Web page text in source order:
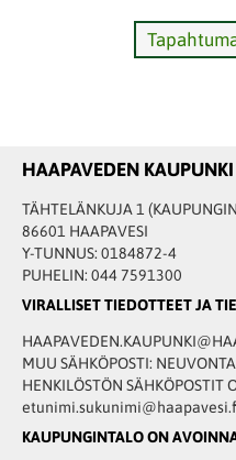
HAAPAVEDEN KAUPUNKI
TÄHTELÄNKUJA 1
86601 HAAPAVESI
Y-TUNNUS: 0184872-4
PUHELIN: 044 7591300
VIRALLISET TIEDOTTEET JA
MUU SÄHKÖPOSTI:
HENKILÖSTÖN SÄHKÖPOSTIT
KAUPUNGINTALO ON